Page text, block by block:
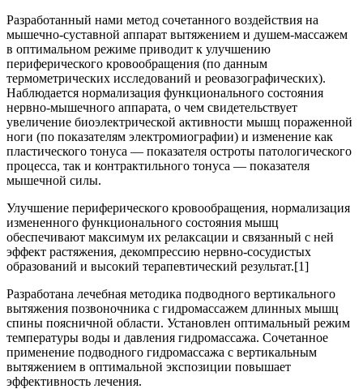
Разработанный нами метод сочетанного воздействия на
мышечно-суставной аппарат вытяжением и душем-массажем
в оптимальном режиме приводит к улучшению
периферического кровообращения (по данным
термометрических исследований и реовазографических).
Наблюдается нормализация функционального состояния
нервно-мышечного аппарата, о чем свидетельствует
увеличение биоэлектрической активности мышц пораженной
ноги (по показателям электромиографии) и изменение как
пластического тонуса — показателя остроты патологического
процесса, так и контрактильного тонуса — показателя
мышечной силы.
Улучшение периферического кровообращения, нормализация
измененного функционального состояния мышц
обеспечивают максимум их релаксации и связанный с ней
эффект растяжения, декомпрессию нервно-сосудистых
образований и высокий терапевтический результат.[1]
Разработана лечебная методика подводного вертикального
вытяжения позвоночника с гидромассажем длинных мышц
спины поясничной области. Установлен оптимальный режим
температуры воды и давления гидромассажа. Сочетанное
применение подводного гидромассажа с вертикальным
вытяжением в оптимальной экспозиции повышает
эффективность лечения.